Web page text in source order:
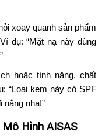
xoay quanh sản phẩm
dụ: “Mặt nạ này dùng
hoặc tính năng, chất
“Loại kem này có SPF
nha!”
Hình AISAS